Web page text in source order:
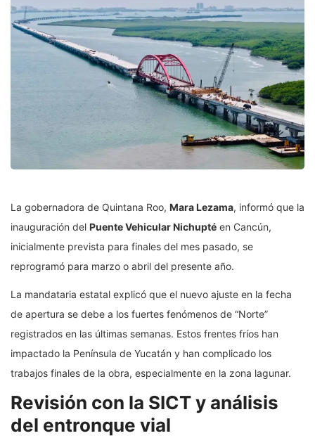
La gobernadora de Quintana Roo, Mara Lezama, informó que la
inauguración del Puente Vehicular Nichupté en Cancún,
inicialmente prevista para finales del mes pasado, se
reprogramó para marzo o abril del presente año.
La mandataria estatal explicó que el nuevo ajuste en la fecha
de apertura se debe a los fuertes fenómenos de “Norte”
registrados en las últimas semanas. Estos frentes fríos han
impactado la Península de Yucatán y han complicado los
trabajos finales de la obra, especialmente en la zona lagunar.
Revisión con la SICT y análisis
del entronque vial